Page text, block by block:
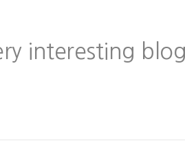
interesting